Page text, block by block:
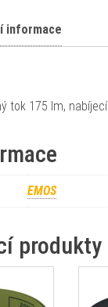
informace
tok 175 lm,
EMOS
produkty